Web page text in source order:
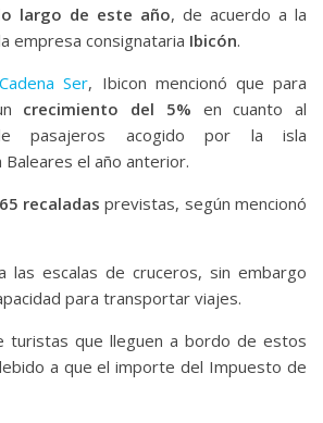
largo de este año, de acuerdo a la
empresa consignataria Ibicón.
Cadena Ser, Ibicon mencionó que para
crecimiento del 5% en cuanto al
pasajeros acogido por la isla
el año anterior.
recaladas previstas, según mencionó
escalas de cruceros, sin embargo
para transportar viajes.
que lleguen a bordo de estos
a que el importe del Impuesto de